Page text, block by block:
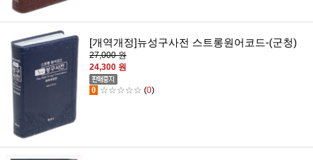
[개역개정]뉴성구사전 스트롱원어코드-(군청)
27,000 원
24,300 원
0 ☆☆☆☆☆ (0)